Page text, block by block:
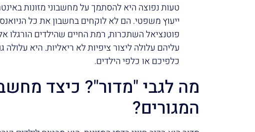
טעות נפוצה היא להסתמך על מחשבוני מזונות
ייעוץ משפטי. הם לא לוקחים בחשבון את כל
פוטנציאל השתכרות, רמת החיים שהילדים הורגלו
עליהם עלולה ליצור ציפיות לא ריאליות. היא עלולה
כלפיכם או כלפי הילדים.
מה לגבי "מדור"? כיצד
המגורים?